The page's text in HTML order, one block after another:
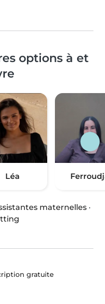
options à et
Léa
maternelles ·
gratuite